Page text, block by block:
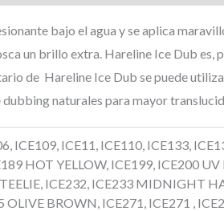
bajo el agua y se aplica
un brillo extra. Hareline Ice Dub es,
de Hareline Ice Dub se puede
naturales para mayor
ICE109, ICE11, ICE110, ICE133,
HOT YELLOW, ICE199, ICE200
ICE232, ICE233 MIDNIGHT
OLIVE BROWN, ICE271, ICE271 ,